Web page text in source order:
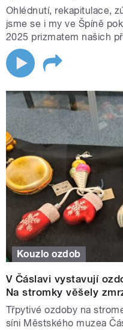
Ohlédnutí, rekapitulace,
jsme se i my ve Špíně
2025 prizmatem našich
Kouzlo ozdob
V Čáslavi vystavují
Na stromky věšely
Třpytivé ozdoby na
síni Městského muzea